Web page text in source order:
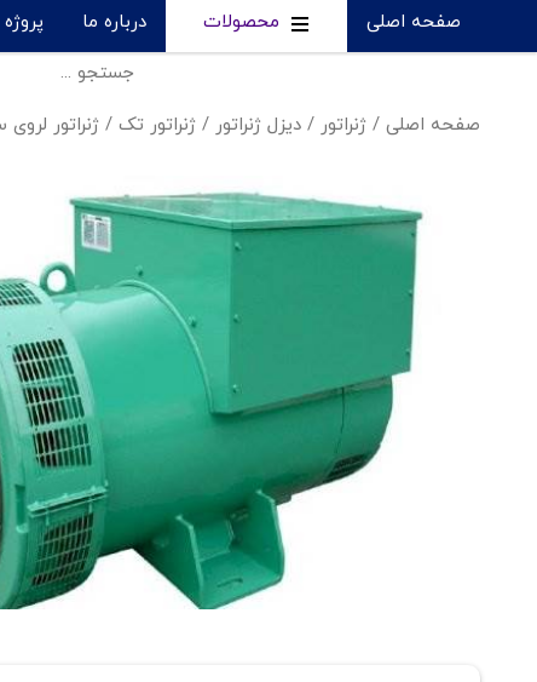
صفحه اصلی محصولات درباره ما
صفحه اصلی / ژنراتور / دیزل ژنراتور / ژنراتور تک / ژنراتور لروی